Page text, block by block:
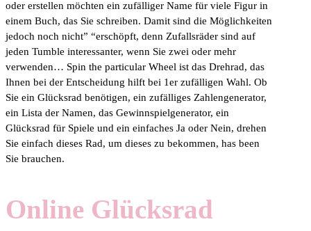
oder erstellen möchten ein zufälliger Name für viele Figur in
einem Buch, das Sie schreiben. Damit sind die Möglichkeiten
jedoch noch nicht” “erschöpft, denn Zufallsräder sind auf
jeden Tumble interessanter, wenn Sie zwei oder mehr
verwenden… Spin the particular Wheel ist das Drehrad, das
Ihnen bei der Entscheidung hilft bei 1er zufälligen Wahl. Ob
Sie ein Glücksrad benötigen, ein zufälliges Zahlengenerator,
ein Lista der Namen, das Gewinnspielgenerator, ein
Glücksrad für Spiele und ein einfaches Ja oder Nein, drehen
Sie einfach dieses Rad, um dieses zu bekommen, has been
Sie brauchen.
Online Glücksrad